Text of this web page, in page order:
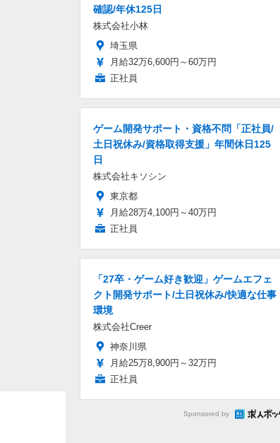
確認/年休125日
株式会社小林
埼玉県
月給32万6,600円～60万円
正社員
ゲーム開発サポート・資格不問「正社員/
土日祝休み/資格取得支援」年間休日125
日
株式会社キソシン
東京都
月給28万4,100円～40万円
正社員
「27卒・ゲーム好き歓迎」ゲームエフェ
クト開発サポート/土日祝休み/快適な仕事
環境
株式会社Creer
神奈川県
月給25万8,900円～32万円
正社員
Sponsored by